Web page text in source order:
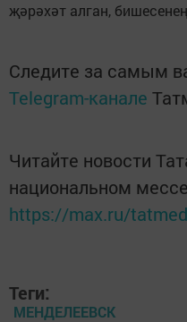
җәрәхәт алган,
Следите за самым
Telegram-канале
Читайте новости
национальном
https://max.ru/
Теги:
МЕНДЕЛЕЕВСК